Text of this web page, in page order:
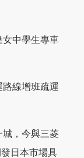
女中學生專車
線增班疏運
城，今與三菱
日本市場具